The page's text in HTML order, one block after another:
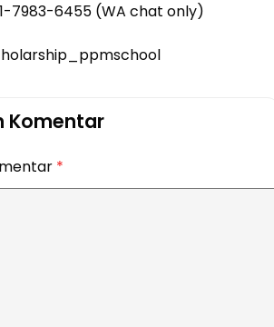
7983-6455 (WA chat only)
Komentar
*